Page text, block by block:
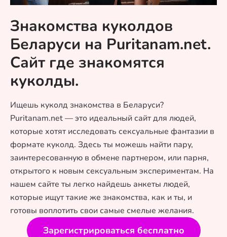
Знакомства куколдов
Беларуси на Puritanam.net.
Сайт где знакомятся
куколды.
Ищешь куколд знакомства в Беларуси?
Puritanam.net — это идеальный сайт для людей,
которые хотят исследовать сексуальные фантазии в
формате куколд. Здесь ты можешь найти пару,
заинтересованную в обмене партнером, или парня,
открытого к новым сексуальным экспериментам. На
нашем сайте ты легко найдешь анкеты людей,
которые ищут такие же знакомства, как и ты, и
готовы воплотить свои самые смелые желания.
Зарегистрироваться бесплатно